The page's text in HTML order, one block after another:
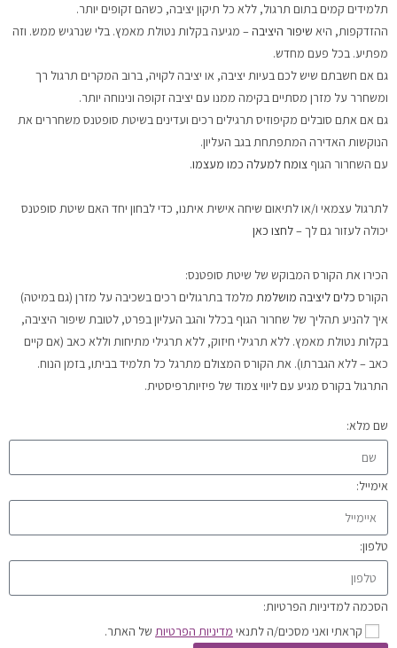
תלמידים קמים בתום תרגול, ללא כל תיקון יציבה, כשהם זקופים יותר.
ההזדקפות, היא שיפור היציבה – מגיעה בקלות נטולת מאמץ. בלי שנרגיש ממש. וזה
מפתיע. בכל פעם מחדש.
גם אם חשבתם שיש לכם בעיות יציבה, או יציבה לקויה, ברוב המקרים תרגול רך
ומשחרר על מזרן מסתיים בקימה ממנו עם יציבה זקופה ונינוחה יותר.
גם אם אתם סובלים מקיפוזיס תרגילים רכים ועדינים בשיטת סופטנס משחררים את
הנוקשות האדירה המתפתחת בגב העליון.
עם השחרור הגוף צומח למעלה כמו מעצמו.
לתרגול עצמאי ו/או לתיאום שיחה אישית איתנו, כדי לבחון יחד האם שיטת סופטנס
יכולה לעזור גם לך –לחצו כאן
הכירו את הקורס המבוקש של שיטת סופטנס:
הקורס כלים ליציבה מושלמת מלמד בתרגולים רכים בשכיבה על מזרן (גם במיטה)
איך להניע תהליך של שחרור הגוף בכלל והגב העליון בפרט, לטובת שיפור היציבה,
בקלות נטולת מאמץ. ללא תרגילי חיזוק, ללא תרגילי מתיחות וללא כאב (אם קיים
כאב – ללא הגברתו). את הקורס המצולם מתרגל כל תלמיד בביתו, בזמן הנוח.
התרגול בקורס מגיע עם ליווי צמוד של פיזיותרפיסטית.
שם מלא:
אימייל:
טלפון:
הסכמה למדיניות הפרטיות:
קראתי ואני מסכים/ה לתנאי מדיניות הפרטיות של האתר.